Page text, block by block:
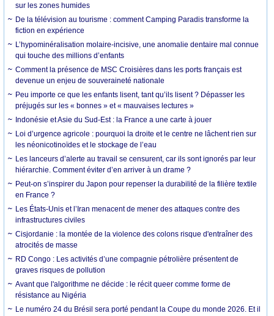
sur les zones humides
De la télévision au tourisme : comment Camping Paradis transforme la
fiction en expérience
L’hypominéralisation molaire-incisive, une anomalie dentaire mal connue
qui touche des millions d’enfants
Comment la présence de MSC Croisières dans les ports français est
devenue un enjeu de souveraineté nationale
Peu importe ce que les enfants lisent, tant qu’ils lisent ? Dépasser les
préjugés sur les « bonnes » et « mauvaises lectures »
Indonésie et Asie du Sud-Est : la France a une carte à jouer
Loi d’urgence agricole : pourquoi la droite et le centre ne lâchent rien sur
les néonicotinoïdes et le stockage de l’eau
Les lanceurs d’alerte au travail se censurent, car ils sont ignorés par leur
hiérarchie. Comment éviter d’en arriver à un drame ?
Peut-on s’inspirer du Japon pour repenser la durabilité de la filière textile
en France ?
Les États-Unis et l’Iran menacent de mener des attaques contre des
infrastructures civiles
Cisjordanie : la montée de la violence des colons risque d'entraîner des
atrocités de masse
RD Congo : Les activités d’une compagnie pétrolière présentent de
graves risques de pollution
Avant que l'algorithme ne décide : le récit queer comme forme de
résistance au Nigéria
Le numéro 24 du Brésil sera porté pendant la Coupe du monde 2026. Et il